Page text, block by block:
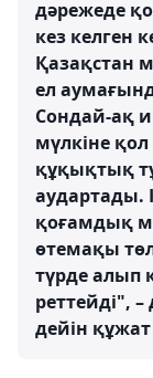
дәрежеде
кез келген
Қазақстан
ел
Сондай-ақ
мүлкіне
құқықтық
аудартады.
қоғамдық
өтемақы
түрде алып
реттейді",
дейін құжат